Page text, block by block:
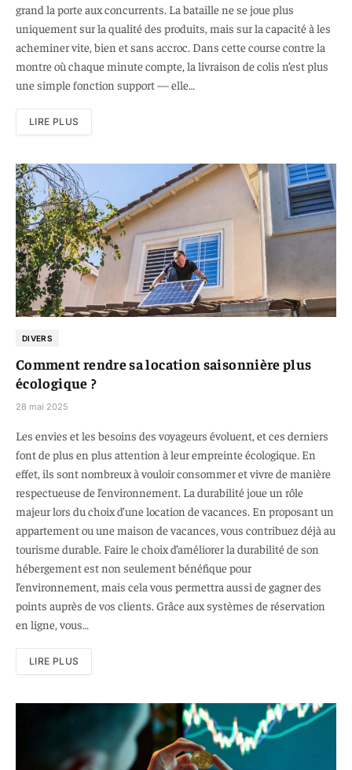
grand la porte aux concurrents. La bataille ne se joue plus
uniquement sur la qualité des produits, mais sur la capacité à les
acheminer vite, bien et sans accroc. Dans cette course contre la
montre où chaque minute compte, la livraison de colis n’est plus
une simple fonction support — elle…
LIRE PLUS
DIVERS
Comment rendre sa location saisonnière plus
écologique ?
28 mai 2025
Les envies et les besoins des voyageurs évoluent, et ces derniers
font de plus en plus attention à leur empreinte écologique. En
effet, ils sont nombreux à vouloir consommer et vivre de manière
respectueuse de l’environnement. La durabilité joue un rôle
majeur lors du choix d’une location de vacances. En proposant un
appartement ou une maison de vacances, vous contribuez déjà au
tourisme durable. Faire le choix d’améliorer la durabilité de son
hébergement est non seulement bénéfique pour
l’environnement, mais cela vous permettra aussi de gagner des
points auprès de vos clients. Grâce aux systèmes de réservation
en ligne, vous…
LIRE PLUS